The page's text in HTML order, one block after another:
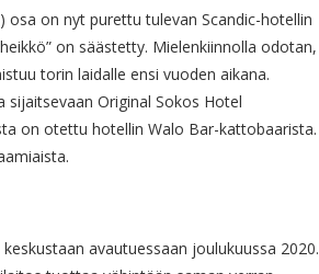
on nyt purettu tulevan Scandic-hotellin
on säästetty. Mielenkiinnolla odotan,
torin laidalle ensi vuoden aikana.
Original Sokos Hotel
on otettu hotellin Walo Bar-kattobaarista.
avautuessaan joulukuussa 2020.